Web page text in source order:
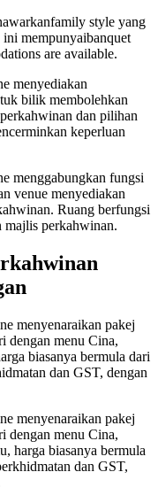
style yang
mempunyaibanquet
are available.
menyediakan
bilik membolehkan
dan pilihan
keperluan
menggabungkan fungsi
venue menyediakan
Ruang berfungsi
majlis perkahwinan.
menyenaraikan pakej
dengan menu Cina,
biasanya bermula dari
dan GST, dengan
menyenaraikan pakej
dengan menu Cina,
harga biasanya bermula
dan GST,